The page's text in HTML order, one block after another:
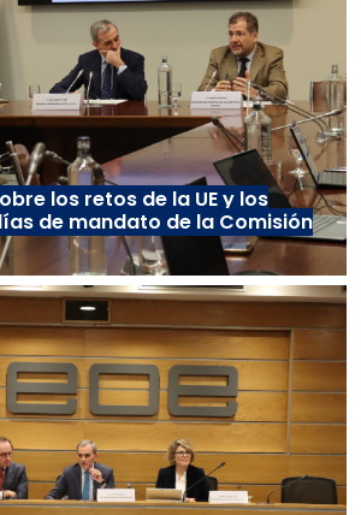
los retos de la UE y los
de mandato de la Comisión